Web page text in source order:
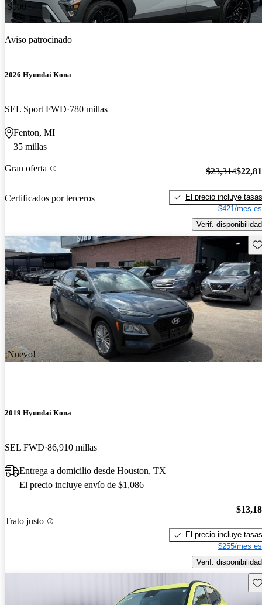
-$500
Aviso patrocinado
2026 Hyundai Kona
SEL Sport FWD 780 millas
Fenton, MI
35 millas
Gran oferta
Certificados por terceros
$23,314
El precio incluye tasas
$421/mes
Verif. disponibilidad
¡Nuevo!
2019 Hyundai Kona
SEL FWD 86,910 millas
Entrega a domicilio desde Houston, TX
El precio incluye envío de $1,086
Trato justo
El precio incluye tasas
$255/mes
Verif. disponibilidad